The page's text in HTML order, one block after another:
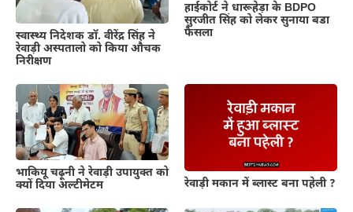
स्वास्थ्य निदेशक डॉ. वीरेंद्र सिंह ने
रेवाड़ी अस्पतालो को किया औचक
निरीक्षण
हाईकोर्ट ने धारूहेड़ा के BDPO
सुरजीत सिंह को लेकर सुनाया बडा
फैसला
भाकियू चढ़ूनी ने रेवाड़ी उपायुक्त को
क्यों दिया अल्टीमेटम
रेवाड़ी मकान में ब्लास्ट बना पहेली ?